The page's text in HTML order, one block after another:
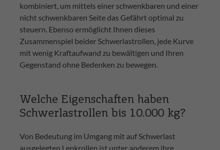
kombiniert, um mittels einer schwenkbaren und einer
nicht schwenkbaren Seite das Gefährt optimal zu
steuern. Ebenso ermöglicht Ihnen dieses
Zusammenspiel beider Schwerlastrollen, jede Kurve
mit wenig Kraftaufwand zu bewältigen und Ihren
Gegenstand ohne Bedenken zu bewegen.
Welche Eigenschaften haben
Schwerlastrollen bis 10.000 kg?
Von Bedeutung im Umgang mit auf Schwerlast
ausgelegten Lenkrollen ist unter anderem ihre